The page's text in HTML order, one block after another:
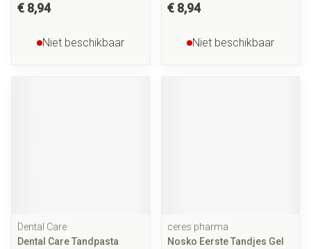
€ 8,94
Niet beschikbaar
€ 8,94
Niet beschikbaar
Dental Care
Dental Care Tandpasta
ceres pharma
Nosko Eerste Tandjes Gel